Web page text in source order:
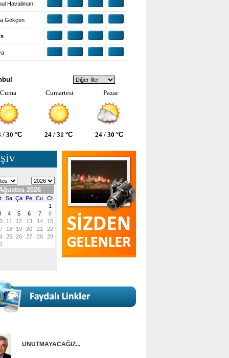
Havalimanı
Gökçen
Cuma
Cumartesi Pazar
/ 30 °C 24 / 31 °C 24 / 30 °C
UNUTMAYACAĞIZ...